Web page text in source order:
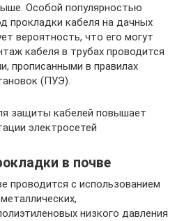
Особой популярностью
прокладки кабеля на дачных
вероятность, что его могут
кабеля в трубах проводится
прописанными в правилах
(ПУЭ).
защиты кабелей повышает
электросетей
в почве
проводится с использованием
низкого давления